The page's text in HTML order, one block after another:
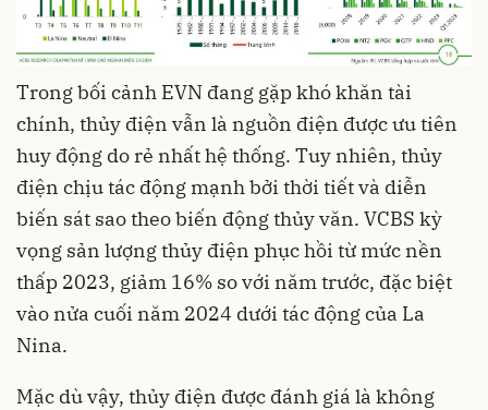
Trong bối cảnh EVN đang gặp khó khăn tài
chính, thủy điện vẫn là nguồn điện được ưu tiên
huy động do rẻ nhất hệ thống. Tuy nhiên, thủy
điện chịu tác động mạnh bởi thời tiết và diễn
biến sát sao theo biến động thủy văn. VCBS kỳ
vọng sản lượng thủy điện phục hồi từ mức nền
thấp 2023, giảm 16% so với năm trước, đặc biệt
vào nửa cuối năm 2024 dưới tác động của La
Nina.
Mặc dù vậy, thủy điện được đánh giá là không